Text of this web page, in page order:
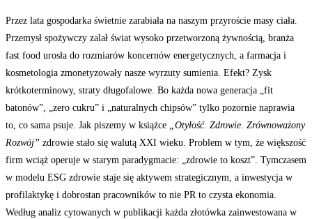
Przez lata gospodarka świetnie zarabiała na naszym przyroście masy ciała.
Przemysł spożywczy zalał świat wysoko przetworzoną żywnością, branża
fast food urosła do rozmiarów koncernów energetycznych, a farmacja i
kosmetologia zmonetyzowały nasze wyrzuty sumienia. Efekt? Zysk
krótkoterminowy, straty długofalowe. Bo każda nowa generacja „fit
batonów”, „zero cukru” i „naturalnych chipsów” tylko pozornie naprawia
to, co sama psuje. Jak piszemy w książce „Otyłość. Zdrowie. Zrównoważony
Rozwój” zdrowie stało się walutą XXI wieku. Problem w tym, że większość
firm wciąż operuje w starym paradygmacie: „zdrowie to koszt”. Tymczasem
w modelu ESG zdrowie staje się aktywem strategicznym, a inwestycja w
profilaktykę i dobrostan pracowników to nie PR to czysta ekonomia.
Według analiz cytowanych w publikacji każda złotówka zainwestowana w